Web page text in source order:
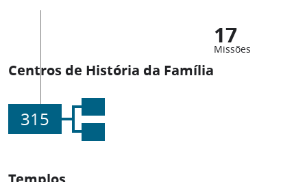
17
Missões
Centros de História da Família
315